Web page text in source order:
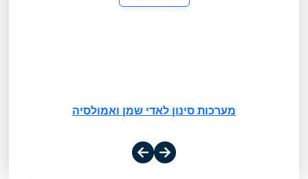
מערכות סינון לאדי שמן ואמולסיה